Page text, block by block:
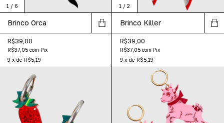
1 / 6
Brinco Orca
R$39,00
R$37,05 com Pix
9 x de R$5,19
1 / 2
Brinco Killer
R$39,00
R$37,05 com Pix
9 x de R$5,19